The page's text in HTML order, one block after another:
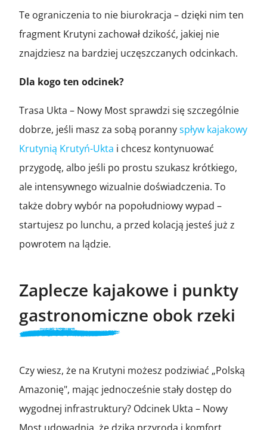
Te ograniczenia to nie biurokracja – dzięki nim ten
fragment Krutyni zachował dzikość, jakiej nie
znajdziesz na bardziej uczęszczanych odcinkach.
Dla kogo ten odcinek?
Trasa Ukta – Nowy Most sprawdzi się szczególnie
dobrze, jeśli masz za sobą porannyspływ kajakowy
Krutynią Krutyń-Ukta i chcesz kontynuować
przygodę, albo jeśli po prostu szukasz krótkiego,
ale intensywnego wizualnie doświadczenia. To
także dobry wybór na popołudniowy wypad –
startujesz po lunchu, a przed kolacją jesteś już z
powrotem na lądzie.
Zaplecze kajakowe i punkty
gastronomiczne obok rzeki
Czy wiesz, że na Krutyni możesz podziwiać „Polską
Amazonię", mając jednocześnie stały dostęp do
wygodnej infrastruktury? Odcinek Ukta – Nowy